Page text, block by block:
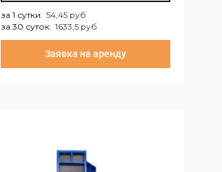
за 1 сутки: 54,45 руб
за 30 суток: 1633,5 руб
за 30 суток: 1633,5 руб
Заявка на аренду